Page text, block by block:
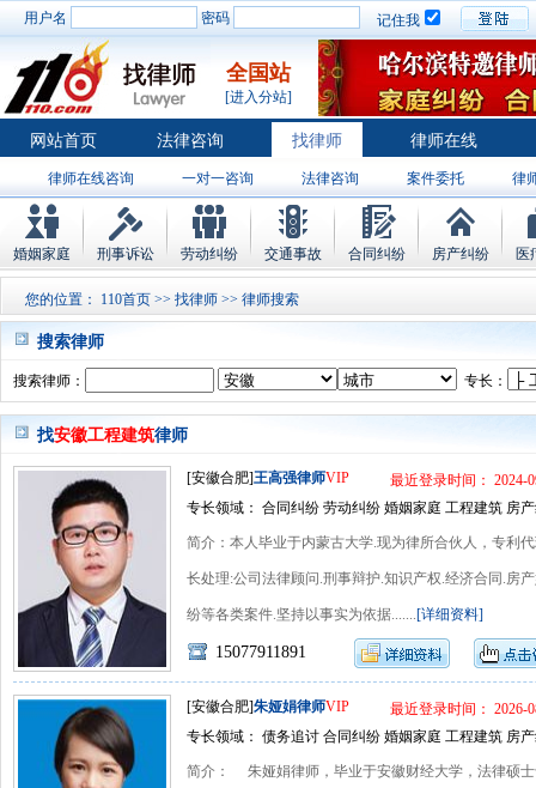
用户名 密码 记住我
全国站
[进入分站]
网站首页 法律咨询 找律师 律师在线
律师在线咨询 一对一咨询 法律咨询 案件委托 律
婚姻家庭 刑事诉讼 劳动纠纷 交通事故 合同纠纷 房产纠纷 医
您的位置： 110首页 >> 找律师 >> 律师搜索
搜索律师
搜索律师： 专长：
找安徽工程建筑律师
[安徽合肥]王高强律师VIP
最近登录时间： 2024-
专长领域： 合同纠纷 劳动纠纷 婚姻家庭 工程建筑 房
简介：本人毕业于内蒙古大学.现为律所合伙人，专利
长处理:公司法律顾问.刑事辩护.知识产权.经济合同.房
纷等各类案件.坚持以事实为依据.......[详细资料]
15077911891
[安徽合肥]朱娅娟律师VIP
最近登录时间： 2026-
专长领域： 债务追讨 合同纠纷 婚姻家庭 工程建筑 房
简介： 朱娅娟律师，毕业于安徽财经大学，法律硕